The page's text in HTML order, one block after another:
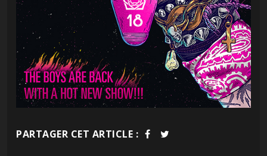
PARTAGER CET ARTICLE :